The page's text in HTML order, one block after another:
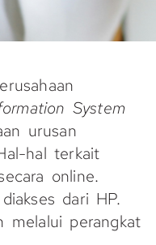
System
urusan
hal terkait
online.
dari HP.
melalui perangkat